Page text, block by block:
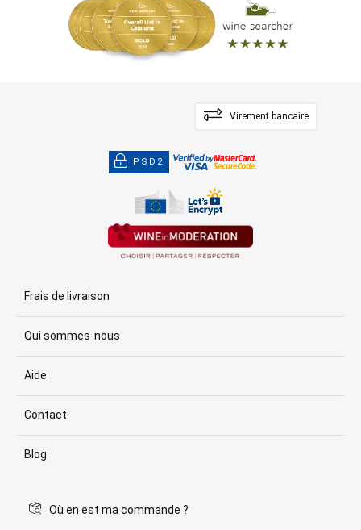
Virement bancaire
PSD2
Frais de livraison
Qui sommes-nous
Aide
Contact
Blog
Où en est ma commande ?